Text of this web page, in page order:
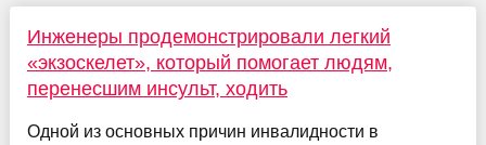
Инженеры продемонстрировали легкий
«экзоскелет», который помогает людям,
перенесшим инсульт, ходить
Одной из основных причин инвалидности в